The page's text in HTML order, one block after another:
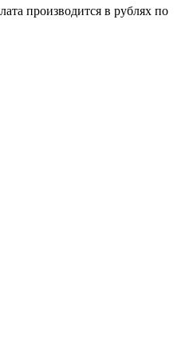
производится в рублях по